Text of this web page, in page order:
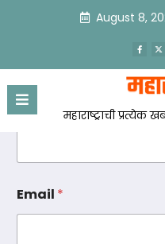
August 8,
महाराष्ट्राची
Name *
o
m
Email *